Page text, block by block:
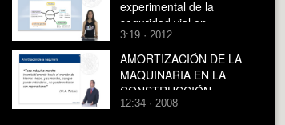
experimental de la
seguridad vial en
adelantamientos a
bicicleta en carretera
3:19 · 2012
AMORTIZACIÓN DE LA
MAQUINARIA EN LA
CONSTRUCCIÓN
12:34 · 2008